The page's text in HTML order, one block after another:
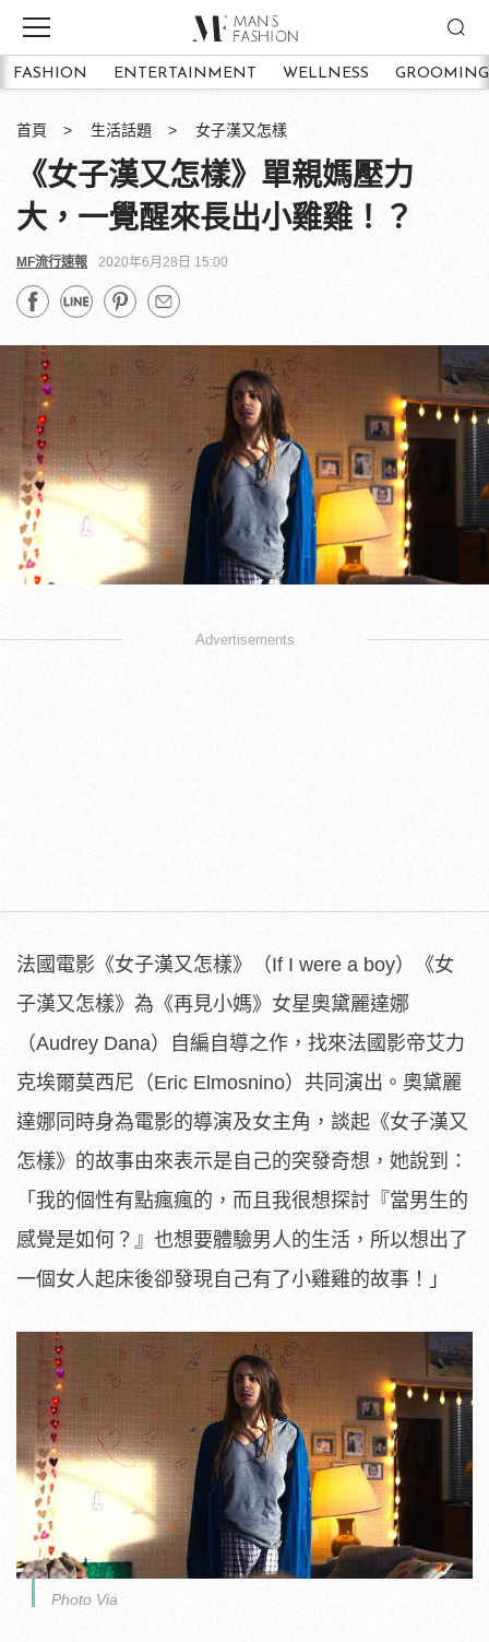
FASHION ENTERTAINMENT WELLNESS GROOMING
首頁 生活話題 女子漢又怎樣
《女子漢又怎樣》單親媽壓力
大，一覺醒來長出小雞雞！？
MF流行速報 2020年6月28日 15:00
Advertisements
法國電影《女子漢又怎樣》（If I were a boy）《女
子漢又怎樣》為《再見小媽》女星奧黛麗達娜
（Audrey Dana）自編自導之作，找來法國影帝艾力
克埃爾莫西尼（Eric Elmosnino）共同演出。奧黛麗
達娜同時身為電影的導演及女主角，談起《女子漢又
怎樣》的故事由來表示是自己的突發奇想，她說到：
「我的個性有點瘋瘋的，而且我很想探討『當男生的
感覺是如何？』也想要體驗男人的生活，所以想出了
一個女人起床後卻發現自己有了小雞雞的故事！」
Photo Via